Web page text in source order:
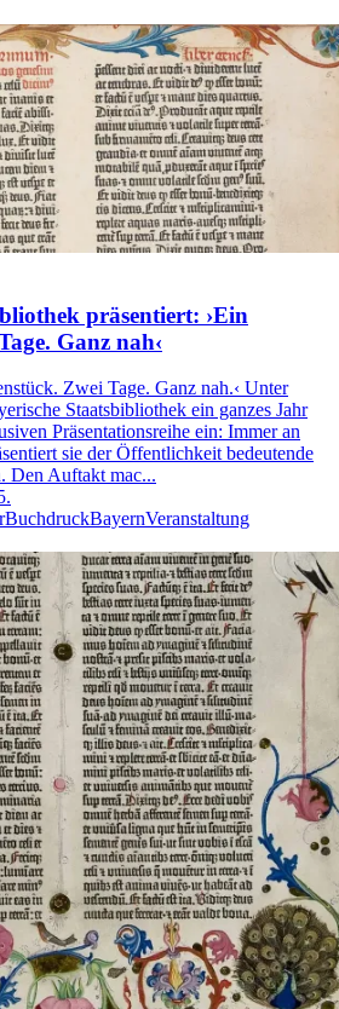
präsentiert: ›Ein
Ganz nah‹
Zwei Tage. Ganz nah.‹ Unter
Staatsbibliothek ein ganzes Jahr
Präsentationsreihe ein: Immer an
sie der Öffentlichkeit bedeutende
Den Auftakt mac...
BuchdruckBayernVeranstaltung